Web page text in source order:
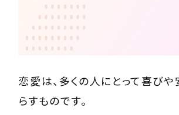
恋愛は、多くの人にとって喜び
らすものです。